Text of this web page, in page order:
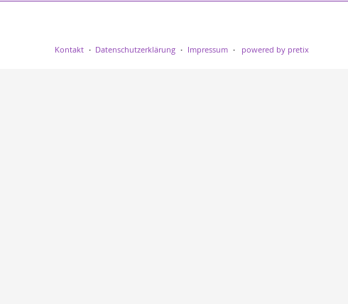
Kontakt Datenschutzerklärung Impressum powered by pretix